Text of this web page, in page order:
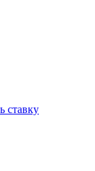
ставку